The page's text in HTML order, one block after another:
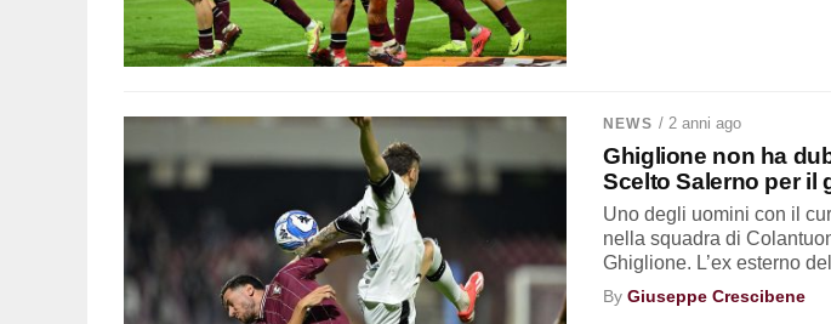
NEWS / 2 anni ago
Ghiglione non ha
Scelto Salerno per il
Uno degli uomini con il
nella squadra di
Ghiglione. L’ex esterno
ByGiuseppe Crescibene